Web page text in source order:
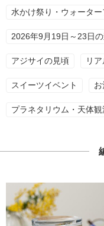
水かけ祭り・ウォーター
2026年9月19日～23日
アジサイの見頃 リ
スイーツイベント お
プラネタリウム・天体観